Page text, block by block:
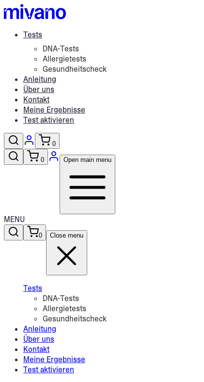
Tests
DNA-Tests
Allergietests
Gesundheitscheck
Anleitung
Über uns
Kontakt
Meine Ergebnisse
Test aktivieren
0
0 Open main menu
MENU
0 Close menu
Tests
DNA-Tests
Allergietests
Gesundheitscheck
Anleitung
Über uns
Kontakt
Meine Ergebnisse
Test aktivieren